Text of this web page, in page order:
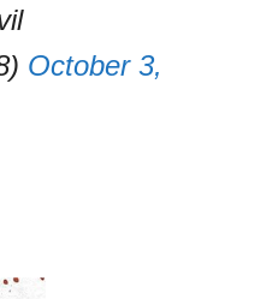
October 3,